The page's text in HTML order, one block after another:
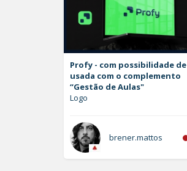
Profy - com possibilidade de
usada com o complemento
“Gestão de Aulas"
Logo
brener.mattos